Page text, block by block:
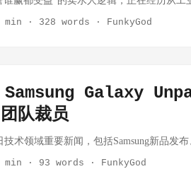
器、传感器、丝杠、灵巧手核心零部件
电机 灵巧手配套稳步增长，德昌/鸣志
谐波国产化配套再突破 ⬆️ 景气上行 RV减
力矩/六维传感器 国产进入小批量供货，
min · 328 words · FunkyGod
Samsung Galaxy
队裁员
技术领域重要新闻，包括Samsung新品发
min · 93 words · FunkyGod